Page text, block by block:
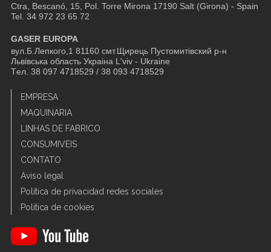
Ctra, Bescanó, 15, Pol. Torre Mirona 17190 Salt (Girona) - Spain
Tel. 34 972 23 65 72
GASER EUROPA
вул.Б.Лепкого,1 81160 смт.Щирець Пустомитівский р-н
Львівська область Украіна L'viv - Ukraine
Tел. 38 097 4718529 / 38 093 4718529
EMPRESA
MAQUINARIA
LINHAS DE FABRICO
CONSUMIVEIS
CONTATO
Aviso legal
Política de privacidad redes sociales
Política de cookies